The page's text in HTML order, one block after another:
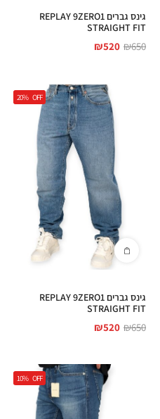
גינס גברים REPLAY 9ZERO1
STRAIGHT FIT
₪650
₪520
20% OFF
גינס גברים REPLAY 9ZERO1
STRAIGHT FIT
₪650
₪520
10% OFF